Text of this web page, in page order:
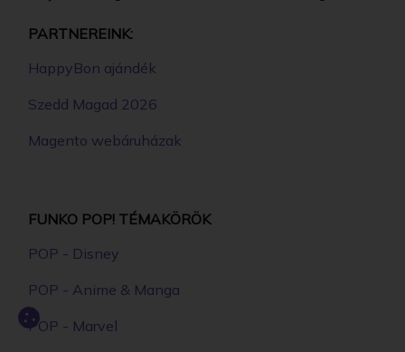
PARTNEREINK:
HappyBon ajándék
Szedd Magad 2026
Magento webáruházak
FUNKO POP! TÉMAKÖRÖK
POP - Disney
POP - Anime & Manga
POP - Marvel